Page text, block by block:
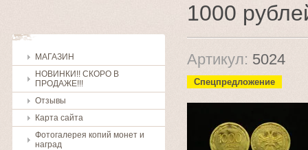
МАГАЗИН
НОВИНКИ!! СКОРО В
ПРОДАЖЕ!!!
Отзывы
Карта сайта
Фотогалерея копий монет и
наград
1000
Артикул: 5024
Спецпредложение